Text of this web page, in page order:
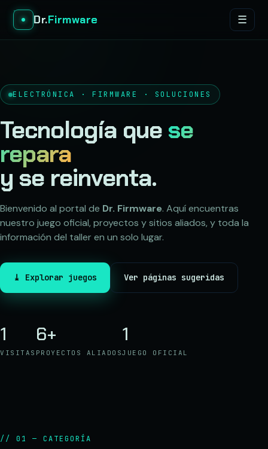
Dr.Firmware ☰
ELECTRÓNICA · FIRMWARE · SOLUCIONES
Tecnología que se
repara
y se reinventa.
Bienvenido al portal de Dr. Firmware. Aquí encuentras
nuestro juego oficial, proyectos y sitios aliados, y toda la
información del taller en un solo lugar.
⤓ Explorar juegos Ver páginas sugeridas
1
VISITAS
6+
PROYECTOS ALIADOS
1
JUEGO OFICIAL
// 01 — CATEGORÍA